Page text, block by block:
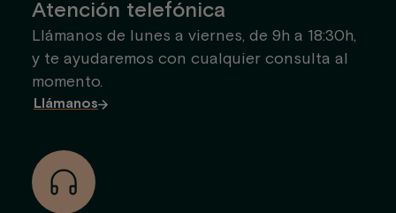
Atención telefónica
Llámanos de lunes a viernes, de 9h a 18:30h,
y te ayudaremos con cualquier consulta al
momento.
Llámanos